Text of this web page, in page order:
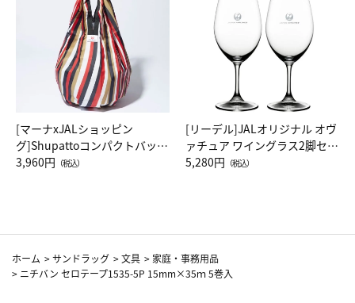
[マーナxJALショッピン
グ]Shupattoコンパクトバッグ
Drop JAL客室乗務員（LC）ス
3,960円 （税込）
[リーデル]JALオリジナル オヴ
ァチュア ワイングラス2脚セッ
ト（レッドワイン）
5,280円 （税込）
ホーム >サンドラッグ >文具 > 家庭・事務用品
> ニチバン セロテープ1535-5P 15mm×35ｍ 5巻入